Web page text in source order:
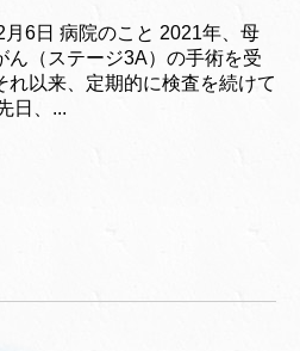
月6日 病院のこと 2021年、母
ん（ステージ3A）の手術を受
れ以来、定期的に検査を続けて
日、...